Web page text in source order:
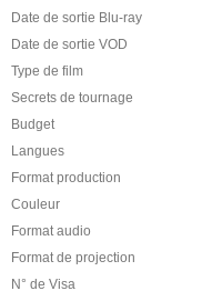
Date de sortie Blu-ray
Date de sortie VOD
Type de film
Secrets de tournage
Budget
Langues
Format production
Couleur
Format audio
Format de projection
N° de Visa